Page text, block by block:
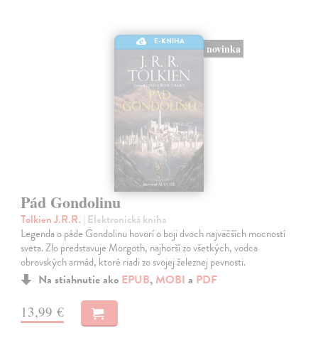
E-KNIHA
novinka
Pád Gondolinu
Tolkien J.R.R. | Elektronická kniha
Legenda o páde Gondolinu hovorí o boji dvoch najväčších mocností
sveta. Zlo predstavuje Morgoth, najhorší zo všetkých, vodca
obrovských armád, ktoré riadi zo svojej železnej pevnosti.
Na stiahnutie ako EPUB, MOBI a PDF
13,99 €